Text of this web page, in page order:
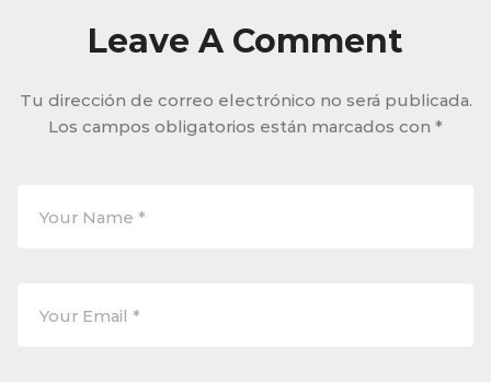
Leave A Comment
Tu dirección de correo electrónico no será publicada.
Los campos obligatorios están marcados con *